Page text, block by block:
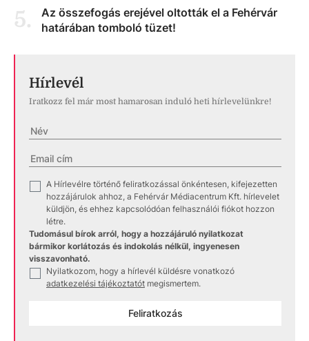
5.
Az összefogás erejével oltották el a Fehérvár
határában tomboló tüzet!
Hírlevél
Iratkozz fel már most hamarosan induló heti hírlevelünkre!
A Hírlevélre történő feliratkozással önkéntesen, kifejezetten
hozzájárulok ahhoz, a Fehérvár Médiacentrum Kft. hírlevelet
küldjön, és ehhez kapcsolódóan felhasználói fiókot hozzon
létre.
Tudomásul bírok arról, hogy a hozzájáruló nyilatkozat
bármikor korlátozás és indokolás nélkül, ingyenesen
visszavonható.
Nyilatkozom, hogy a hírlevél küldésre vonatkozó
adatkezelési tájékoztatót megismertem.
Feliratkozás